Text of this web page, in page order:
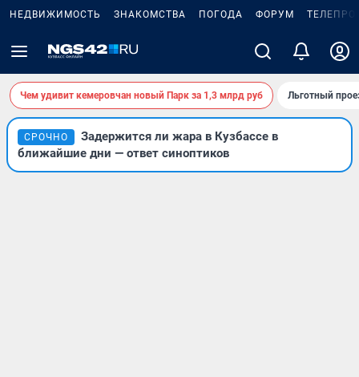
НЕДВИЖИМОСТЬ ЗНАКОМСТВА ПОГОДА ФОРУМ
Чем удивит кемеровчан новый Парк за 1,3 млрд руб Льготный
СРОЧНО
Задержится ли жара в Кузбассе в
ближайшие дни — ответ синоптиков